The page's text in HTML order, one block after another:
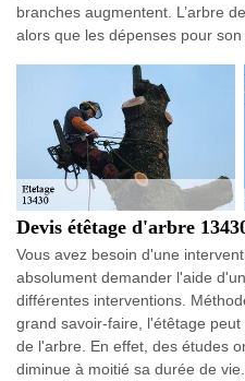
branches augmentent. L’arbre
alors que les dépenses pour son
Devis étêtage d'arbre
Vous avez besoin d'une
absolument demander l'aide
différentes interventions.
grand savoir-faire, l'étêtage
de l'arbre. En effet, des études
diminue à moitié sa durée de